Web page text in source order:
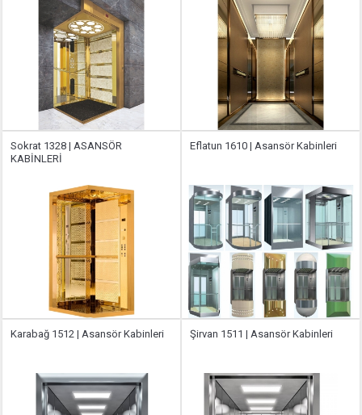
Sokrat 1328 | ASANSÖR
KABİNLERİ
Eflatun 1610 | Asansör Kabinleri
Karabağ 1512 | Asansör Kabinleri Şirvan 1511 | Asansör Kabinleri